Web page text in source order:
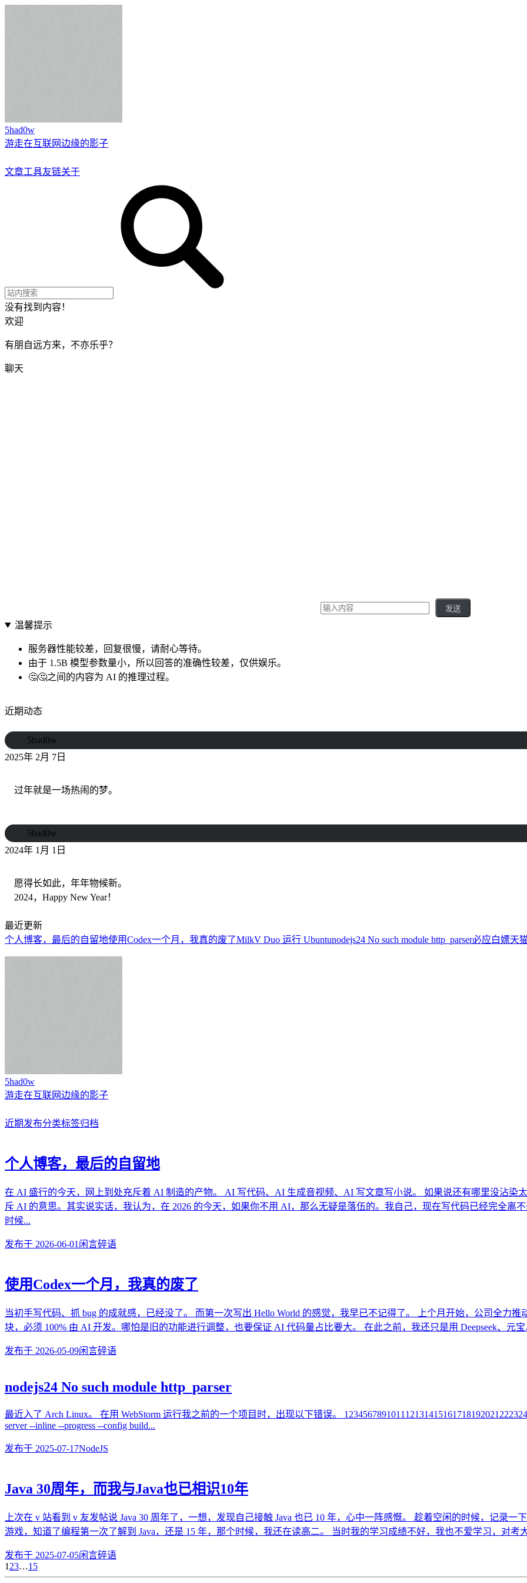
5had0w
游走在互联网边缘的影子
文章工具友链关于
没有找到内容！
欢迎
有朋自远方来，不亦乐乎？
聊天
发送
温馨提示
服务器性能较差，回复很慢，请耐心等待。
由于 1.5B 模型参数量小，所以回答的准确性较差，仅供娱乐。
🤔🤔之间的内容为 AI 的推理过程。
近期动态
5had0w
2025年 2月 7日
过年就是一场热闹的梦。
5had0w
2024年 1月 1日
愿得长如此，年年物候新。
2024，Happy New Year！
最近更新
个人博客，最后的自留地使用Codex一个月，我真的废了MilkV Duo 运行 Ubuntunodejs24 No such module http_parser必应白嫖天
5had0w
游走在互联网边缘的影子
近期发布分类标签归档
个人博客，最后的自留地
在 AI 盛行的今天，网上到处充斥着 AI 制造的产物。 AI 写代码、AI 生成音视频、AI 写文章写小说。 如果说还有哪里没沾染
斥 AI 的意思。其实说实话，我认为，在 2026 的今天，如果你不用 AI，那么无疑是落伍的。我自己，现在写代码已经完全离
时候...
发布于 2026-06-01 闲言碎语
使用Codex一个月，我真的废了
当初手写代码、抓 bug 的成就感，已经没了。 而第一次写出 Hello World 的感觉，我早已不记得了。 上个月开始，公司全力
块，必须 100% 由 AI 开发。哪怕是旧的功能进行调整，也要保证 AI 代码量占比要大。 在此之前，我还只是用 Deepseek、元
发布于 2026-05-09闲言碎语
nodejs24 No such module http_parser
最近入了 Arch Linux。 在用 WebStorm 运行我之前的一个项目时，出现以下错误。
server --inline --progress --config build...
发布于 2025-07-17NodeJS
Java 30周年，而我与Java也已相识10年
上次在 v 站看到 v 友发帖说 Java 30 周年了，一想，发现自己接触 Java 也已 10 年，心中一阵感慨。 趁着空闲的时候，记录一
游戏，知道了编程第一次了解到 Java，还是 15 年，那个时候，我还在读高二。 当时我的学习成绩不好，我也不爱学习，对
发布于 2025-07-05闲言碎语
1 23…15